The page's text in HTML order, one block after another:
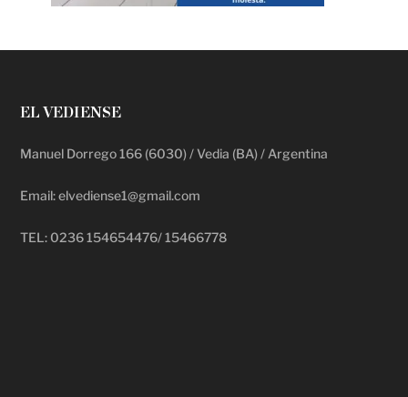
EL VEDIENSE
Manuel Dorrego 166 (6030) / Vedia (BA) / Argentina
Email: elvediense1@gmail.com
TEL: 0236 154654476/ 15466778